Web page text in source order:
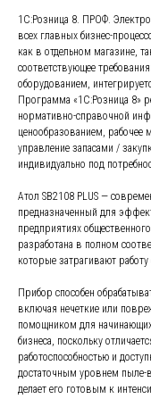
1С:Розница 8. ПРОФ.
всех главных бизнес-
как в отдельном магазине,
соответствующее
оборудованием,
Программа «1С:Розница 8»
нормативно-справочной
ценообразованием, рабочее
управление запасами /
индивидуально под
Атол SB2108 PLUS —
предназначенный для
предприятиях
разработана в полном
которые затрагивают
Прибор способен
включая нечеткие или
помощником для
бизнеса, поскольку
работоспособностью и
достаточным уровнем пыле-
делает его готовым к